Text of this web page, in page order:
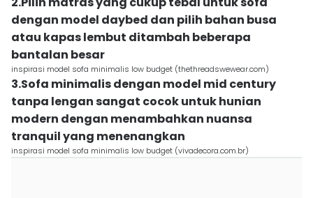
dengan model daybed dan pilih bahan busa
atau kapas lembut ditambah beberapa
bantalan besar
inspirasi model sofa minimalis low budget (thethreadswewear.com)
3.Sofa minimalis dengan model mid century
tanpa lengan sangat cocok untuk hunian
modern dengan menambahkan nuansa
tranquil yang menenangkan
inspirasi model sofa minimalis low budget (vivadecora.com.br)